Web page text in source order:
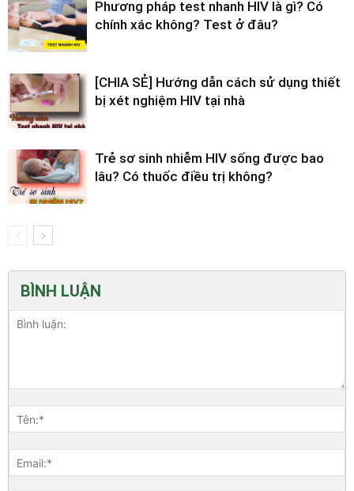
Phương pháp test nhanh HIV là gì? Có
chính xác không? Test ở đâu?
[CHIA SẺ] Hướng dẫn cách sử dụng thiết
bị xét nghiệm HIV tại nhà
Trẻ sơ sinh nhiễm HIV sống được bao
lâu? Có thuốc điều trị không?
BÌNH LUẬN